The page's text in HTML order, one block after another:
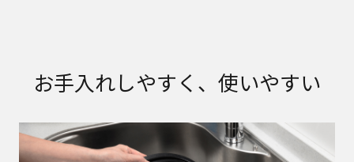
お手入れしやすく、使いやすい